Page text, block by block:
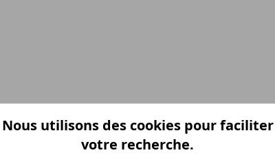
Nous utilisons des cookies pour faciliter
votre recherche.